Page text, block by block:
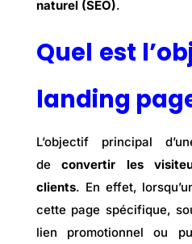
naturel (SEO).
Quel est
landing
L’objectif principal
de
convertir les
clients. En effet,
cette page spécifique,
lien promotionnel ou